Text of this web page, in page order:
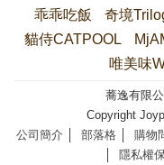
乖乖吃飯
奇境
貓侍CATPOOL
唯美味
蕎逸有限
Copyright
公司簡介
部落格 購物
隱私權